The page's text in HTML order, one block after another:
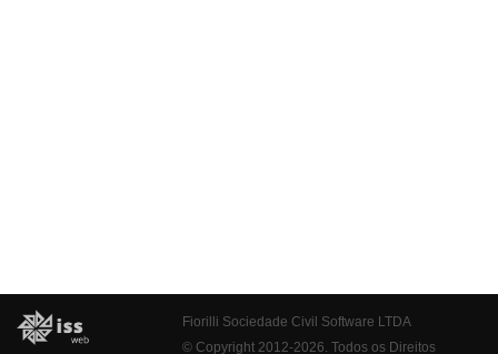
Fiorilli Sociedade Civil Software LTDA
© Copyright 2012-2026. Todos os Direitos